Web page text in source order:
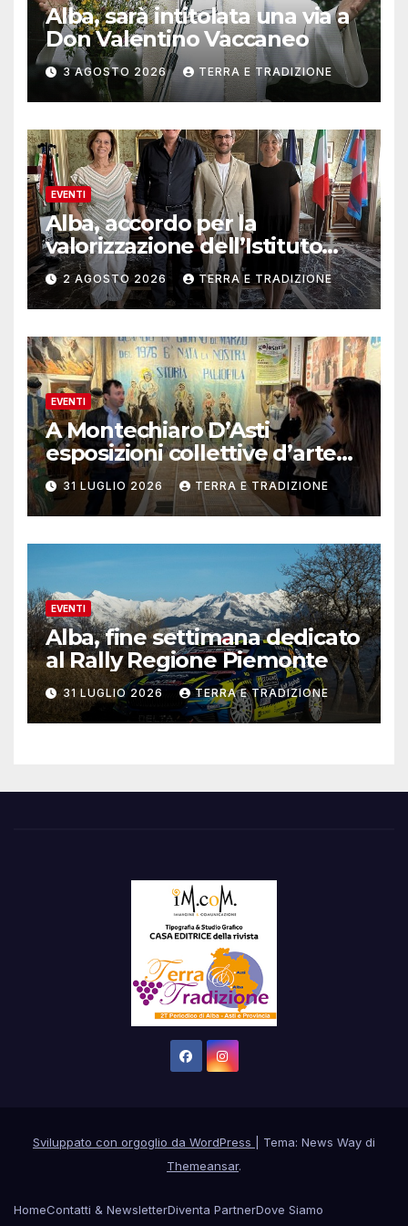
Alba, sarà intitolata una via a
Don Valentino Vaccaneo
3 AGOSTO 2026 TERRA E TRADIZIONE
EVENTI
Alba, accordo per la
valorizzazione dell’Istituto
musicale Rocca
2 AGOSTO 2026 TERRA E TRADIZIONE
EVENTI
A Montechiaro D’Asti
esposizioni collettive d’arte
contemporanea
31 LUGLIO 2026 TERRA E TRADIZIONE
EVENTI
Alba, fine settimana dedicato
al Rally Regione Piemonte
31 LUGLIO 2026 TERRA E TRADIZIONE
Sviluppato con orgoglio da WordPress
Tema: News Way di
Themeansar.
HomeContatti & NewsletterDiventa PartnerDove Siamo